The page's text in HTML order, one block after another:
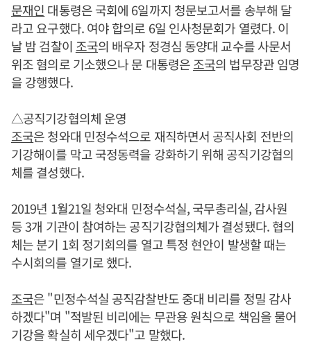
문재인 대통령은 국회에 6일까지 청문보고서를 송부해 달
라고 요구했다. 여야 합의로 6일 인사청문회가 열렸다. 이
날 밤 검찰이 조국의 배우자 정경심 동양대 교수를 사문서
위조 혐의로 기소했으나 문 대통령은조국의 법무장관 임명
을 강행했다.
△공직기강협의체 운영
조국은 청와대 민정수석으로 재직하면서 공직사회 전반의
기강해이를 막고 국정동력을 강화하기 위해 공직기강협의
체를 결성했다.
2019년 1월21일 청와대 민정수석실, 국무총리실, 감사원
등 3개 기관이 참여하는 공직기강협의체가 결성됐다. 협의
체는 분기 1회 정기회의를 열고 특정 현안이 발생할 때는
수시회의를 열기로 했다.
조국은 "민정수석실 공직감찰반도 중대 비리를 정밀 감사
하겠다"며 "적발된 비리에는 무관용 원칙으로 책임을 물어
기강을 확실히 세우겠다"고 말했다.